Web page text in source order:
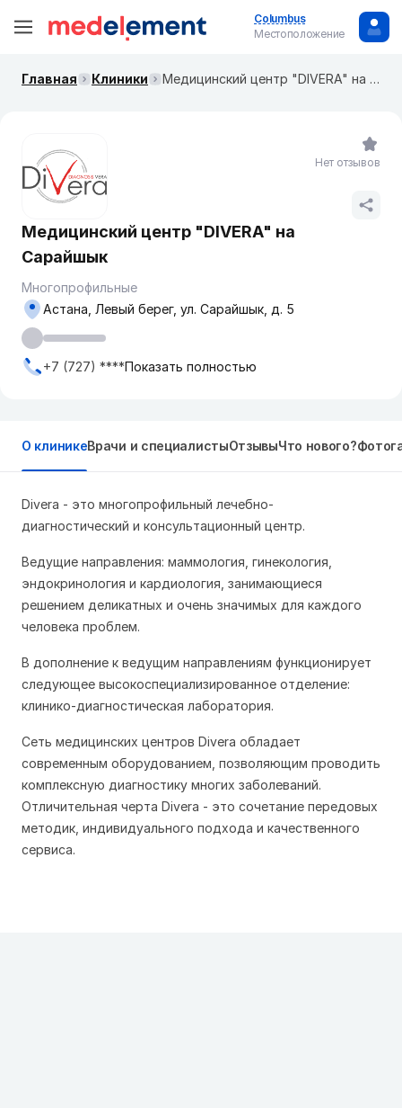
Columbus
Местоположение
Главная Клиники Медицинский центр "DIVERA" на Сарайшык
Медицинский центр "DIVERA" на
Сарайшык
Многопрофильные
Астана, Левый берег, ул. Сарайшык, д. 5
+7 (727) ****Показать полностью
Нет отзывов
О клиникеВрачи и специалистыОтзывыЧто нового?
Divera - это многопрофильный лечебно-
диагностический и консультационный центр.
Ведущие направления: маммология, гинекология,
эндокринология и кардиология, занимающиеся
решением деликатных и очень значимых для каждого
человека проблем.
В дополнение к ведущим направлениям функционирует
следующее высокоспециализированное отделение:
клинико-диагностическая лаборатория.
Сеть медицинских центров Divera обладает
современным оборудованием, позволяющим проводить
комплексную диагностику многих заболеваний.
Отличительная черта Divera - это сочетание передовых
методик, индивидуального подхода и качественного
сервиса.